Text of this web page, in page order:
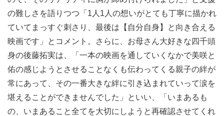
の難しさを語りつつ「1人1人の想いがとても丁寧に描かれ
ていてまっすぐ刺さり、最後は【自分自身】と向き合える
映画です」とコメント。さらに、お母さん大好きな四千頭
身の後藤拓実は、「一本の映画を通していくなかで美咲と
佑の感じようとさせることなくも伝わってくる親子の絆が
常にあって、その一番大きな絆に引き込まれていって涙を
堪えることができませんでした」といい、「いまあるも
の、いまあること全てを大切にしようと再確認させてくれ